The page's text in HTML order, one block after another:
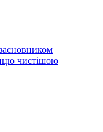
чистішою